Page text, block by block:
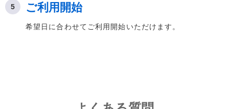
ご利用開始
希望日に合わせてご利用開始いただけます。